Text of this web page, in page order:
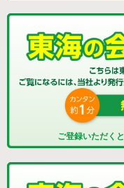
ご登録いただくと